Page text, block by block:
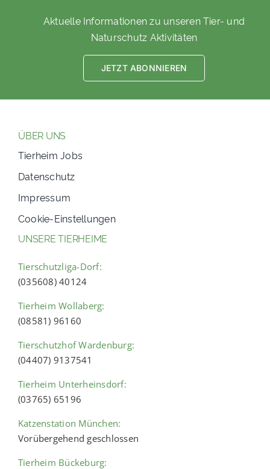
Aktuelle Informationen zu unseren Tier- und
Naturschutz Aktivitäten
JETZT ABONNIEREN
ÜBER UNS
Tierheim Jobs
Datenschutz
Impressum
Cookie-Einstellungen
UNSERE TIERHEIME
Tierschutzliga-Dorf:
(035608) 40124
Tierheim Wollaberg:
(08581) 96160
Tierschutzhof Wardenburg:
(04407) 9137541
Tierheim Unterheinsdorf:
(03765) 65196
Katzenstation München:
Vorübergehend geschlossen
Tierheim Bückeburg: